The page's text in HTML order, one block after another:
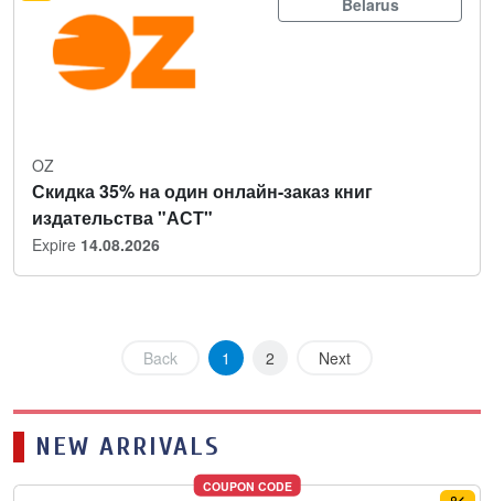
OZ
Скидка 35% на один онлайн-заказ книг
издательства "АСТ"
Expire 14.08.2026
Back 1 2 Next
NEW ARRIVALS
COUPON CODE